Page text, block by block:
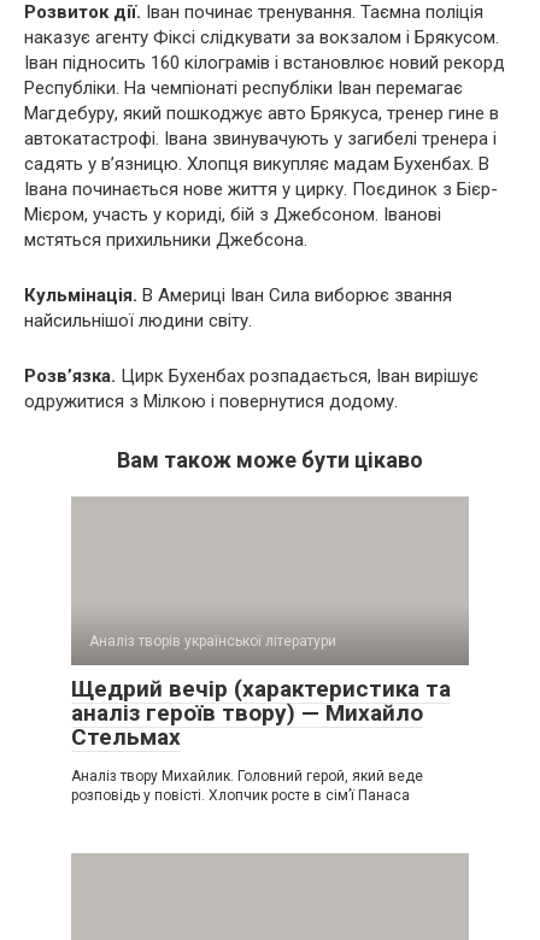
Розвиток дії. Іван починає тренування. Таємна поліція
наказує агенту Фіксі слідкувати за вокзалом і Брякусом.
Іван підносить 160 кілограмів і встановлює новий рекорд
Республіки. На чемпіонаті республіки Іван перемагає
Магдебуру, який пошкоджує авто Брякуса, тренер гине в
автокатастрофі. Івана звинувачують у загибелі тренера і
садять у в’язницю. Хлопця викупляє мадам Бухенбах. В
Івана починається нове життя у цирку. Поєдинок з Бієр-
Мієром, участь у кориді, бій з Джебсоном. Іванові
мстяться прихильники Джебсона.
Кульмінація. В Америці Іван Сила виборює звання
найсильнішої людини світу.
Розв’язка. Цирк Бухенбах розпадається, Іван вирішує
одружитися з Мілкою і повернутися додому.
Вам також може бути цікаво
Аналіз творів української літератури
Щедрий вечір (характеристика та
аналіз героїв твору) — Михайло
Стельмах
Аналіз твору Михайлик. Головний герой, який веде
розповідь у повісті. Хлопчик росте в сім’ї Панаса